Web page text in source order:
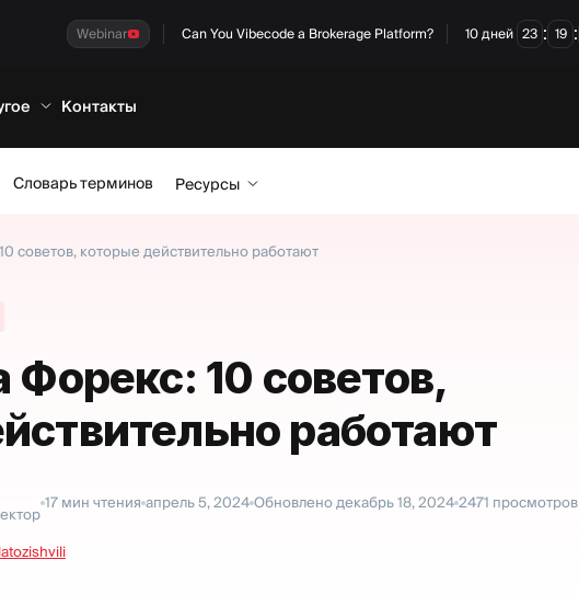
Webinar Can You Vibecode a Brokerage Platform? 10 дней 23 : 19 :
Контакты
Словарь терминов Ресурсы
советов, которые действительно работают
Форекс: 10 советов,
работают
17 мин чтения апрель 5, 2024 Обновленодекабрь 18, 2024 2471 просмотров